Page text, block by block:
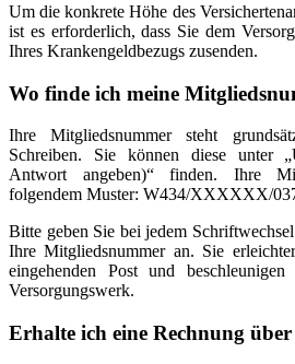
Um die konkrete Höhe des
ist es erforderlich, dass Sie dem
Ihres Krankengeldbezugs zusenden.
Wo finde ich meine
Ihre Mitgliedsnummer steht
Schreiben. Sie können diese unter
Antwort angeben)“ finden. Ihre
folgendem Muster: W434/XXXXXX/
Bitte geben Sie bei jedem
Ihre Mitgliedsnummer an. Sie
eingehenden Post und
Versorgungswerk.
Erhalte ich eine Rechnung